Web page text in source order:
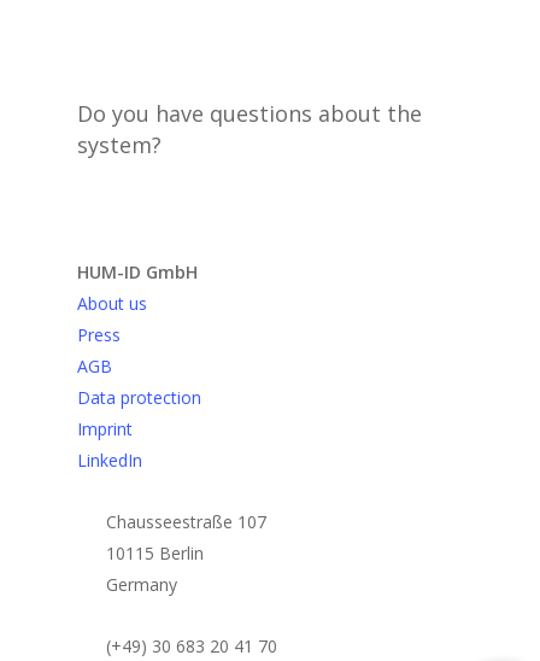
Do you have questions about the
system?
HUM-ID GmbH
About us
Press
AGB
Data protection
Imprint
LinkedIn
Chausseestraße 107
10115 Berlin
Germany
(+49) 30 683 20 41 70